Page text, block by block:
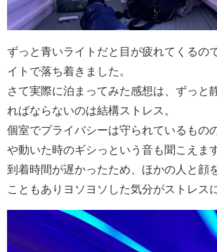
ずっと青いライトだと目が疲れてくるの
イトで落ち着きました。
さて実際に泊まってみた感想は、ずっと
ればならないのは結構ストレス。
個室でプライバシーは守られているもの
や動いた時のギシっという音も聞こえます
到着時間が遅かったため、ほかの人と顔
こともありヨソヨソした気分がストレス